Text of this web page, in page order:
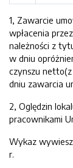
1, Zawarcie
wpłacenia
należności z
w dniu
czynszu
dniu zawarcia
2, Oględzin
pracownikami
Wykaz
r.